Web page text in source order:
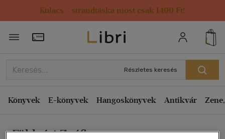
Kulacs / strandtáska most csak 1499 Ft!
Törzsvásárlói Kártya adatai
Részletes keresés
Könyvek E-könyvek Hangoskönyvek Antikvár
Földvári Zsófia
Rendezés
Kiadás éve szerint csökkenő
Ár szerint csökkenő
Eladott darabszám szerint csökkenő